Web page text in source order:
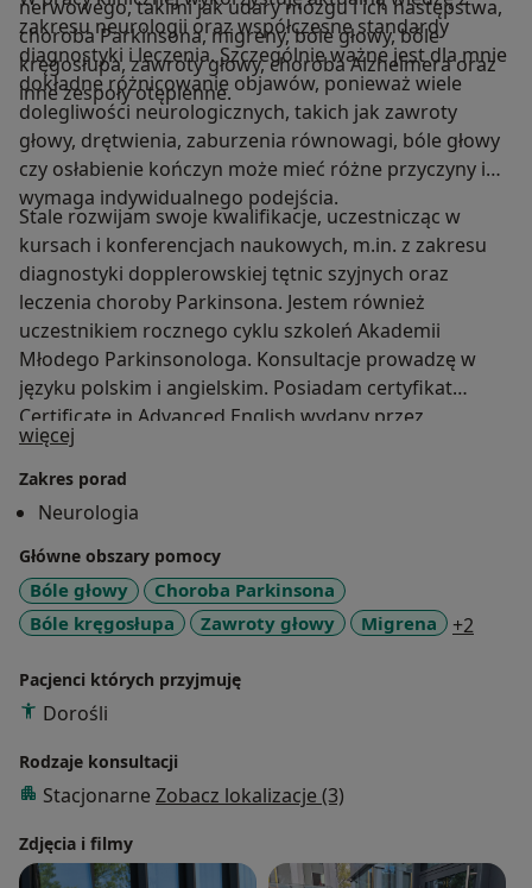
nerwowego, takimi jak udary mózgu i ich następstwa,
choroba Parkinsona, migreny, bóle głowy, bóle
kręgosłupa, zawroty głowy, choroba Alzheimera oraz
inne zespoły otępienne.
zakresu neurologii oraz współczesne standardy
diagnostyki i leczenia. Szczególnie ważne jest dla mnie
dokładne różnicowanie objawów, ponieważ wiele
dolegliwości neurologicznych, takich jak zawroty
głowy, drętwienia, zaburzenia równowagi, bóle głowy
czy osłabienie kończyn może mieć różne przyczyny i
wymaga indywidualnego podejścia.
Stale rozwijam swoje kwalifikacje, uczestnicząc w
kursach i konferencjach naukowych, m.in. z zakresu
diagnostyki dopplerowskiej tętnic szyjnych oraz
leczenia choroby Parkinsona. Jestem również
uczestnikiem rocznego cyklu szkoleń Akademii
Młodego Parkinsonologa. Konsultacje prowadzę w
języku polskim i angielskim. Posiadam certyfikat
Certificate in Advanced English wydany przez
University of Cambridge.
więcej
Zakres porad
Neurologia
Główne obszary pomocy
Bóle głowy
Choroba Parkinsona
Bóle kręgosłupa
Zawroty głowy Migrena +2
Pacjenci których przyjmuję
Dorośli
Rodzaje konsultacji
Stacjonarne Zobacz lokalizacje (3)
Zdjęcia i filmy